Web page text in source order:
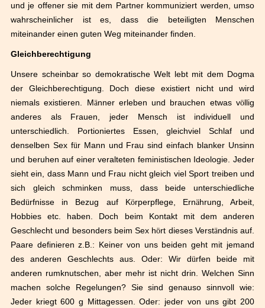
und je offener sie mit dem Partner kommuniziert werden, umso
wahrscheinlicher ist es, dass die beteiligten Menschen
miteinander einen guten Weg miteinander finden.
Gleichberechtigung
Unsere scheinbar so demokratische Welt lebt mit dem Dogma
der Gleichberechtigung. Doch diese existiert nicht und wird
niemals existieren. Männer erleben und brauchen etwas völlig
anderes als Frauen, jeder Mensch ist individuell und
unterschiedlich. Portioniertes Essen, gleichviel Schlaf und
denselben Sex für Mann und Frau sind einfach blanker Unsinn
und beruhen auf einer veralteten feministischen Ideologie. Jeder
sieht ein, dass Mann und Frau nicht gleich viel Sport treiben und
sich gleich schminken muss, dass beide unterschiedliche
Bedürfnisse in Bezug auf Körperpflege, Ernährung, Arbeit,
Hobbies etc. haben. Doch beim Kontakt mit dem anderen
Geschlecht und besonders beim Sex hört dieses Verständnis auf.
Paare definieren z.B.: Keiner von uns beiden geht mit jemand
des anderen Geschlechts aus. Oder: Wir dürfen beide mit
anderen rumknutschen, aber mehr ist nicht drin. Welchen Sinn
machen solche Regelungen? Sie sind genauso sinnvoll wie:
Jeder kriegt 600 g Mittagessen. Oder: jeder von uns gibt 200